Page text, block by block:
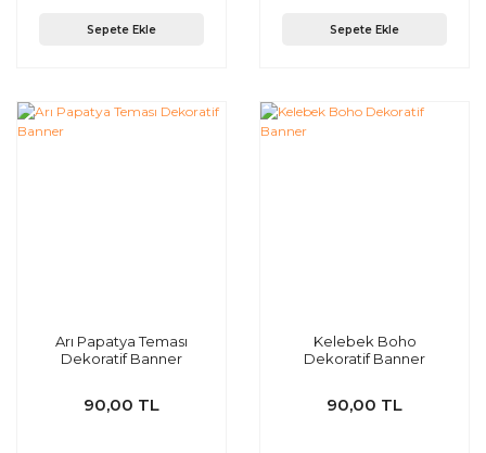
Sepete Ekle Sepete Ekle
Arı Papatya Teması
Dekoratif Banner
90,00 TL
Kelebek Boho
Dekoratif Banner
90,00 TL